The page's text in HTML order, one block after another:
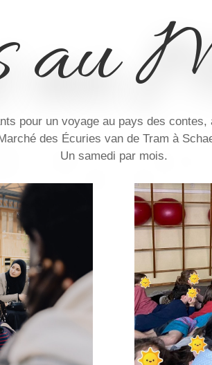
au
pour un voyage au pays des
des Écuries van de Tram à
Un samedi par mois.